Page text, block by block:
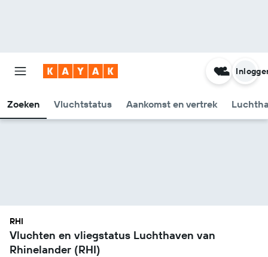
Zoeken Vluchtstatus Aankomst en vertrek
RHI
Vluchten en vliegstatus Luchthaven van
Rhinelander (RHI)